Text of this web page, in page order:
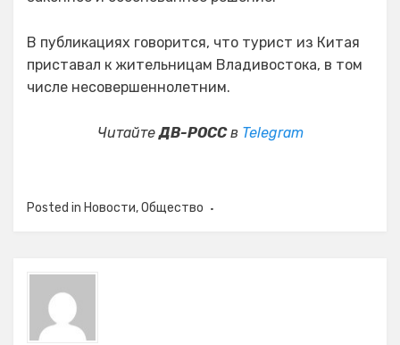
В публикациях говорится, что турист из Китая
приставал к жительницам Владивостока, в том
числе несовершеннолетним.
ЧитайтеДВ-РОССв Telegram
Posted in Новости,Общество